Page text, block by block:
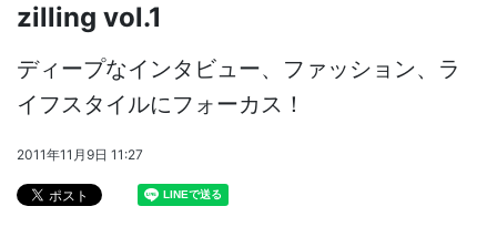
zilling vol.1
ディープなインタビュー、ファッション、ラ
イフスタイルにフォーカス！
2011年11月9日 11:27